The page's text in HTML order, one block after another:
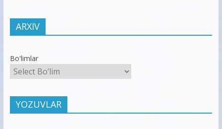
ARXIV
Bo'limlar
YOZUVLAR